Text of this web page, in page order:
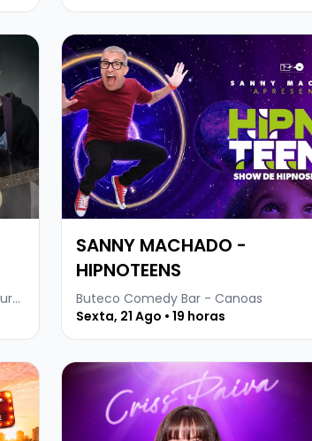
- SHOW SOLO
Buteco Comedy Bar - Novo Hamburgo
Veja mais sobre SANNY MACHADO -
SANNY MACHADO -
HIPNOTEENS
Buteco Comedy Bar - Canoas
Sexta, 21 Ago • 19 horas
GORDO LÉOVeja mais sobre CRISS PAIVA -